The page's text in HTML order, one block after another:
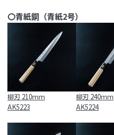
〇青紙鋼（青紙2号）
柳刃 210ｍｍ
AK5223
柳刃 240ｍｍ
AK5224